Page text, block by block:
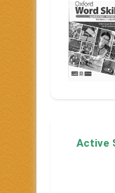
Active